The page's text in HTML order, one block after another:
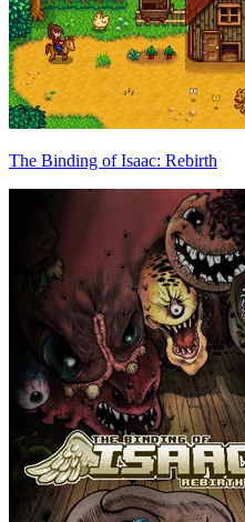
The Binding of Isaac: Rebirth